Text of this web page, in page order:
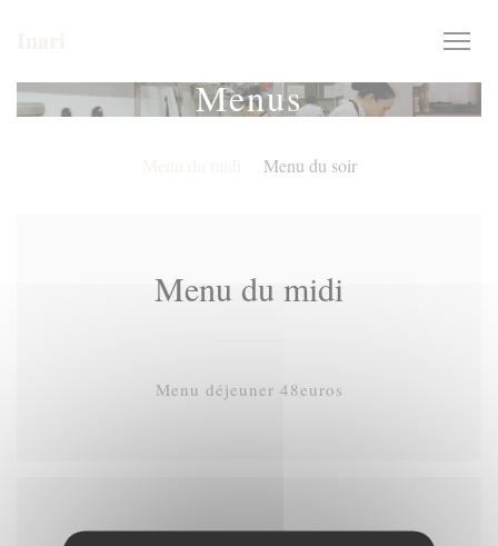
Menus
Menu du soir
Menu du midi
Menu déjeuner 48euros